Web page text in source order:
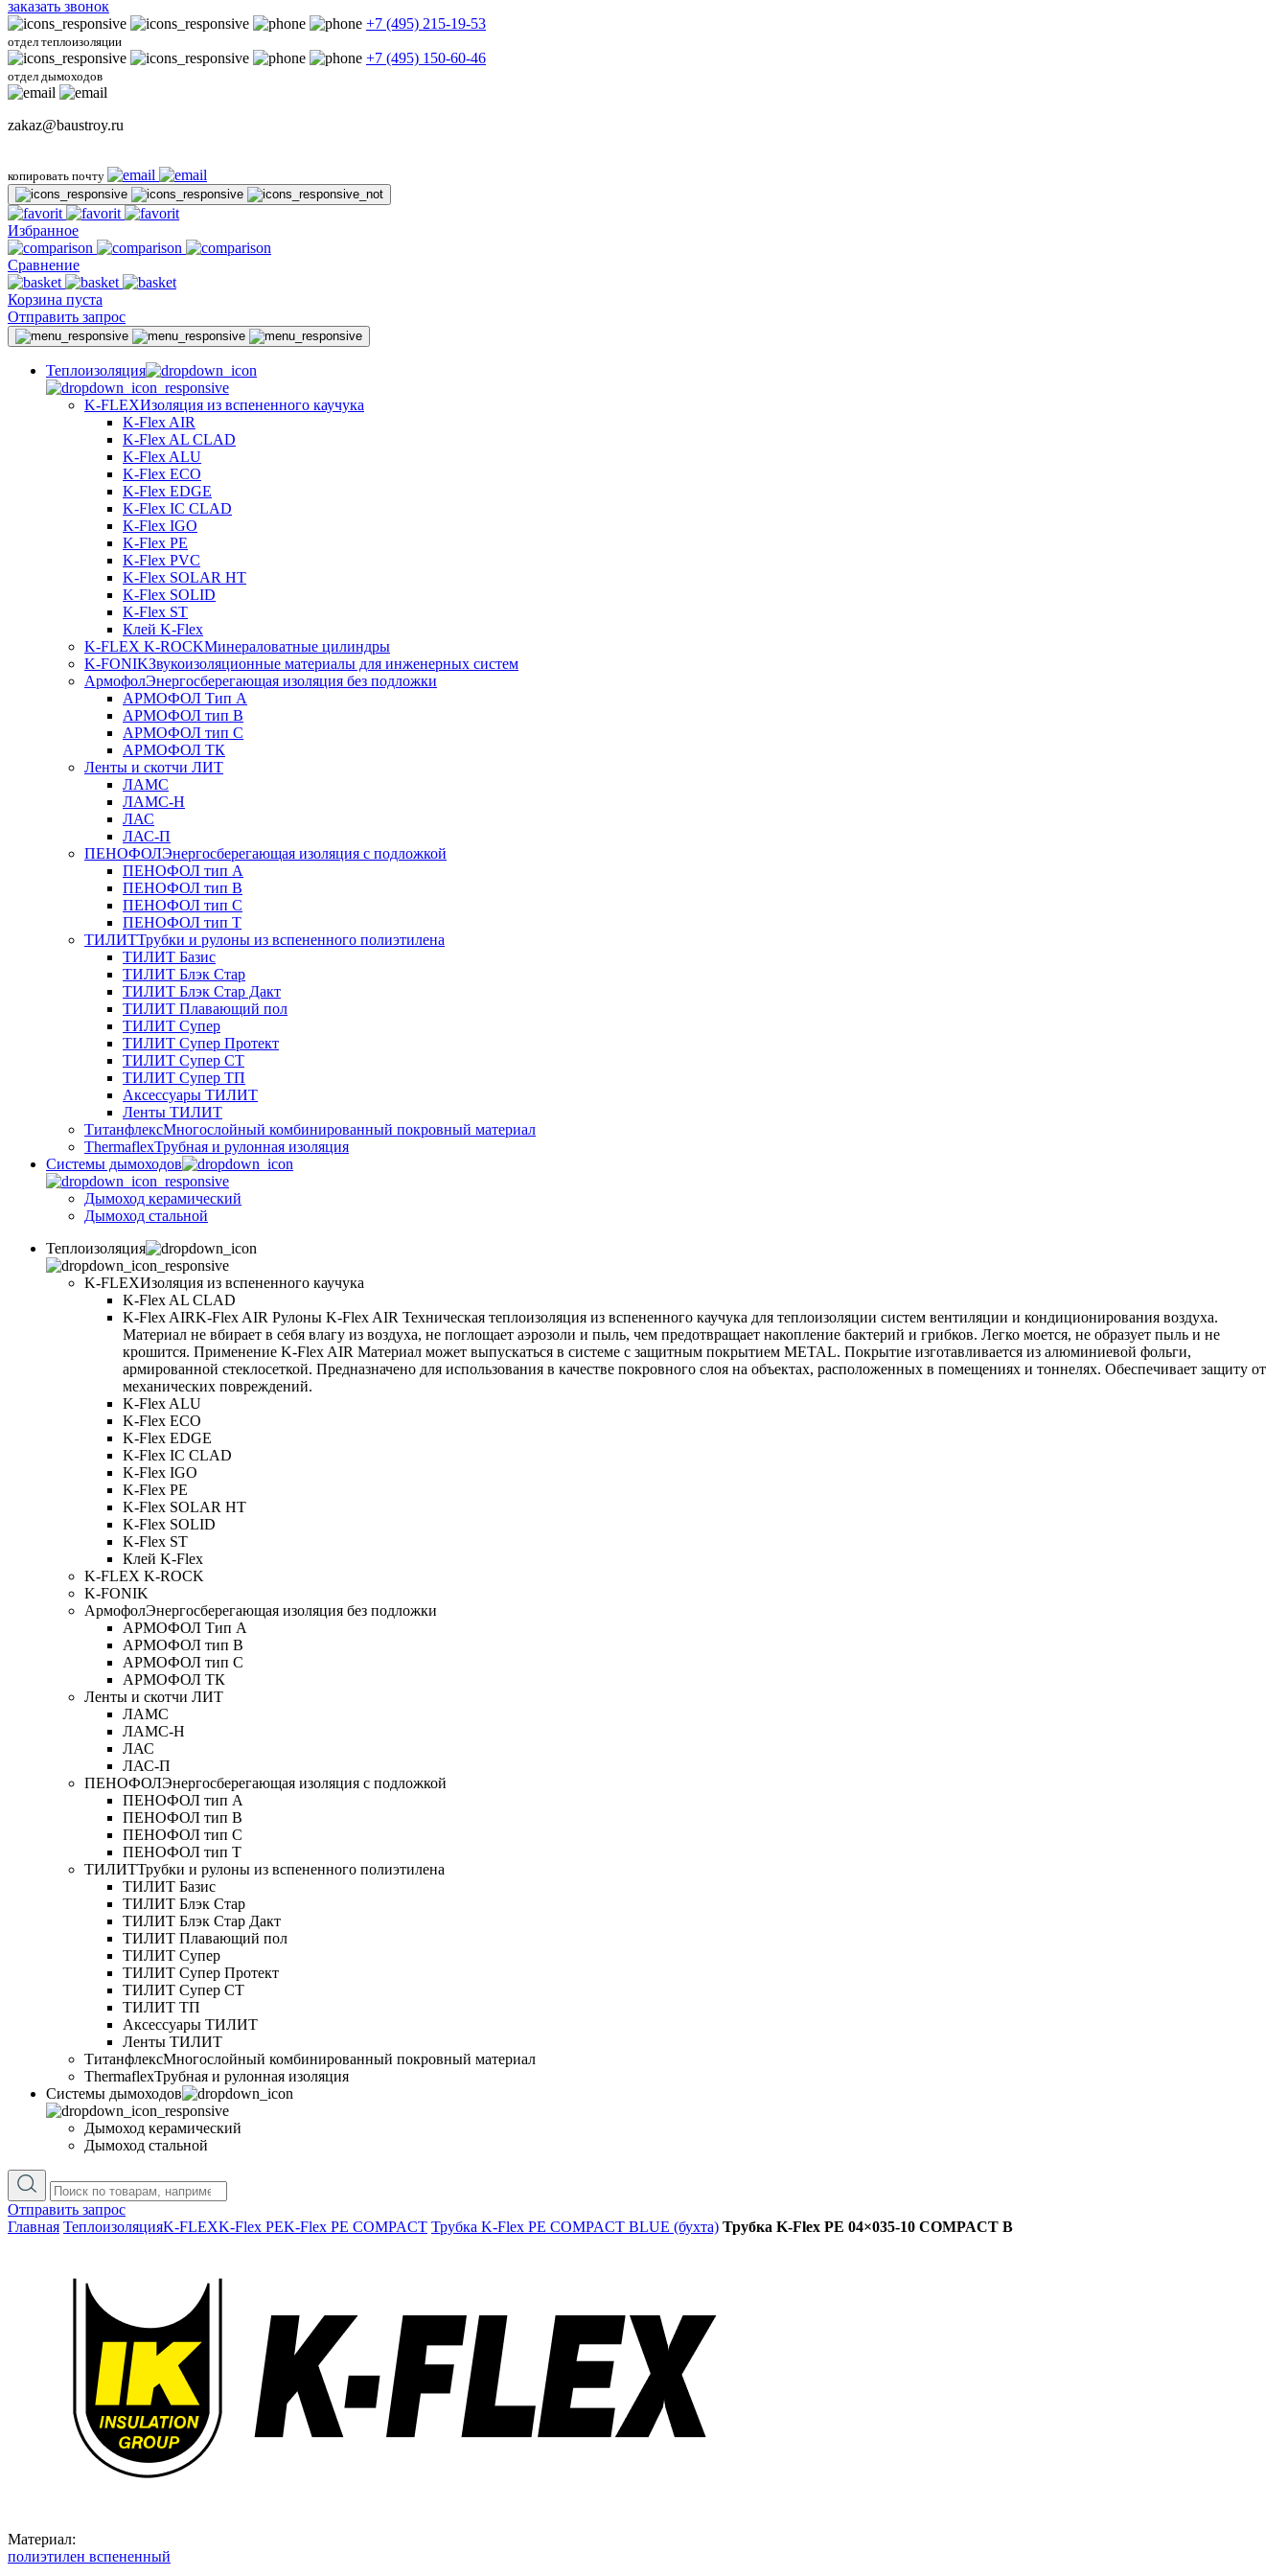
заказать звонок
+7 (495) 215-19-53
отдел теплоизоляции
+7 (495) 150-60-46
отдел дымоходов
zakaz@baustroy.ru
копировать почту
Избранное
Сравнение
Корзина пуста
Отправить запрос
Теплоизоляция
K-FLEXИзоляция из вспененного каучука
K-Flex AIR
K-Flex AL CLAD
K-Flex ALU
K-Flex ECO
K-Flex EDGE
K-Flex IC CLAD
K-Flex IGO
K-Flex PE
K-Flex PVC
K-Flex SOLAR HT
K-Flex SOLID
K-Flex ST
Клей K-Flex
K-FLEX K-ROCKМинераловатные цилиндры
K-FONIKЗвукоизоляционные материалы для инженерных систем
АрмофолЭнергосберегающая изоляция без подложки
АРМОФОЛ Тип А
АРМОФОЛ тип В
АРМОФОЛ тип C
АРМОФОЛ ТК
Ленты и скотчи ЛИТ
ЛАМС
ЛАМС-Н
ЛАС
ЛАС-П
ПЕНОФОЛЭнергосберегающая изоляция с подложкой
ПЕНОФОЛ тип А
ПЕНОФОЛ тип B
ПЕНОФОЛ тип C
ПЕНОФОЛ тип T
ТИЛИТТрубки и рулоны из вспененного полиэтилена
ТИЛИТ Базис
ТИЛИТ Блэк Стар
ТИЛИТ Блэк Стар Дакт
ТИЛИТ Плавающий пол
ТИЛИТ Супер
ТИЛИТ Супер Протект
ТИЛИТ Супер СТ
ТИЛИТ Супер ТП
Аксессуары ТИЛИТ
Ленты ТИЛИТ
ТитанфлексМногослойный комбинированный покровный материал
ThermaflexТрубная и рулонная изоляция
Cистемы дымоходов
Дымоход керамический
Дымоход стальной
Теплоизоляция
K-FLEXИзоляция из вспененного каучука
K-Flex AL CLAD
K-Flex AIRK-Flex AIR Рулоны K-Flex AIR Техническая теплоизоляция из вспененного каучука для теплоизоляции систем вентиляции и кондиционирования воздуха.
Материал не вбирает в себя влагу из воздуха, не поглощает аэрозоли и пыль, чем предотвращает накопление бактерий и грибков. Легко моется, не образует пыль и не
крошится. Применение K-Flex AIR Материал может выпускаться в системе c защитным покрытием METAL. Покрытие изготавливается из алюминиевой фольги,
армированной стеклосеткой. Предназначено для использования в качестве покровного слоя на объектах, расположенных в помещениях и тоннелях. Обеспечивает защиту от
механических повреждений.
K-Flex ALU
K-Flex ECO
K-Flex EDGE
K-Flex IC CLAD
K-Flex IGO
K-Flex PE
K-Flex SOLAR HT
K-Flex SOLID
K-Flex ST
Клей K-Flex
K-FLEX K-ROCK
K-FONIK
АрмофолЭнергосберегающая изоляция без подложки
АРМОФОЛ Тип А
АРМОФОЛ тип В
АРМОФОЛ тип C
АРМОФОЛ ТК
Ленты и скотчи ЛИТ
ЛАМС
ЛАМС-Н
ЛАС
ЛАС-П
ПЕНОФОЛЭнергосберегающая изоляция с подложкой
ПЕНОФОЛ тип А
ПЕНОФОЛ тип B
ПЕНОФОЛ тип C
ПЕНОФОЛ тип T
ТИЛИТТрубки и рулоны из вспененного полиэтилена
ТИЛИТ Базис
ТИЛИТ Блэк Стар
ТИЛИТ Блэк Стар Дакт
ТИЛИТ Плавающий пол
ТИЛИТ Супер
ТИЛИТ Супер Протект
ТИЛИТ Супер СТ
ТИЛИТ ТП
Аксессуары ТИЛИТ
Ленты ТИЛИТ
ТитанфлексМногослойный комбинированный покровный материал
ThermaflexТрубная и рулонная изоляция
Cистемы дымоходов
Дымоход керамический
Дымоход стальной
Отправить запрос
Главная ТеплоизоляцияK-FLEXK-Flex PEK-Flex PE COMPACT Трубка K-Flex PE COMPACT BLUE (бухта) Трубка K-Flex PE 04×035-10 COMPACT B
Материал:
полиэтилен вспененный